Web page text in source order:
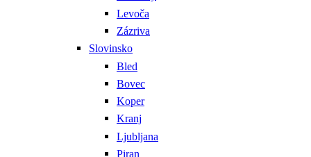
Levoča
Zázriva
Slovinsko
Bled
Bovec
Koper
Kranj
Ljubljana
Piran